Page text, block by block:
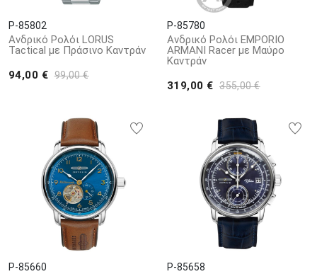
P-85802
Ανδρικό Ρολόι LORUS
Tactical με Πράσινο Καντράν
94,00 € 99,00 €
P-85780
Ανδρικό Ρολόι EMPORIO
ARMANI Racer με Μαύρο
Καντράν
319,00 € 355,00 €
P-85660 P-85658